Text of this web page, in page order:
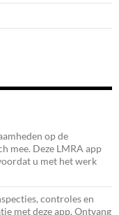
op de
mee. Deze LMRA app
u met het werk
controles en
met deze app. Ontvang